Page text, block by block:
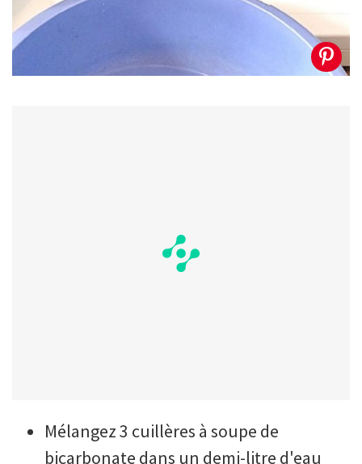
Mélangez 3 cuillères à soupe de
bicarbonate dans un demi-litre d'eau